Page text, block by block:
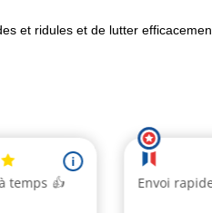
et ridules et de lutter